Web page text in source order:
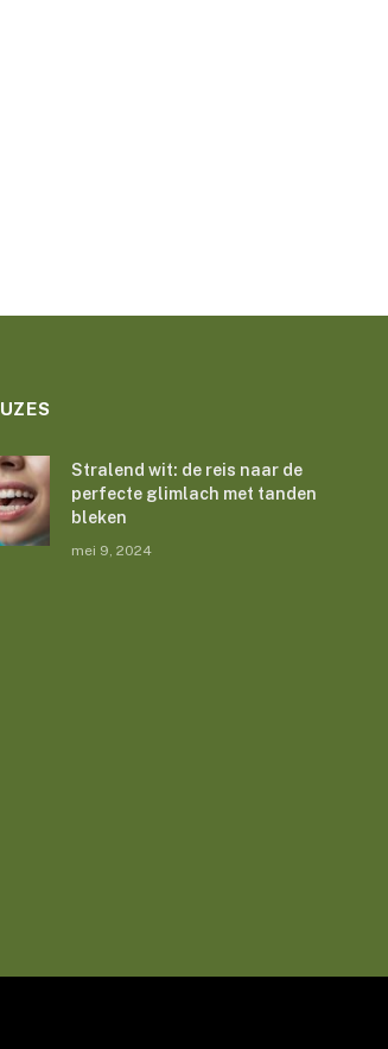
Stralend wit: de reis naar de
perfecte glimlach met tanden
bleken
mei 9, 2024